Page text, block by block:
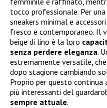
tocco professionale. Per
sneakers minimal e
fresco e contemporaneo. Il
beige di lino è la loro
senza perdere eleganza.
estremamente versatile,
dopo stagione cambiando
Proprio per questo continua
più interessanti del
sempre attuale.